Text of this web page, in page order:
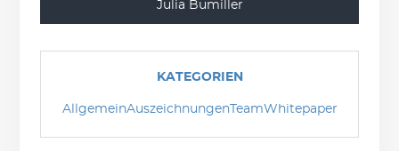
Julia Bumiller
KATEGORIEN
AllgemeinAuszeichnungenTeamWhitepaper